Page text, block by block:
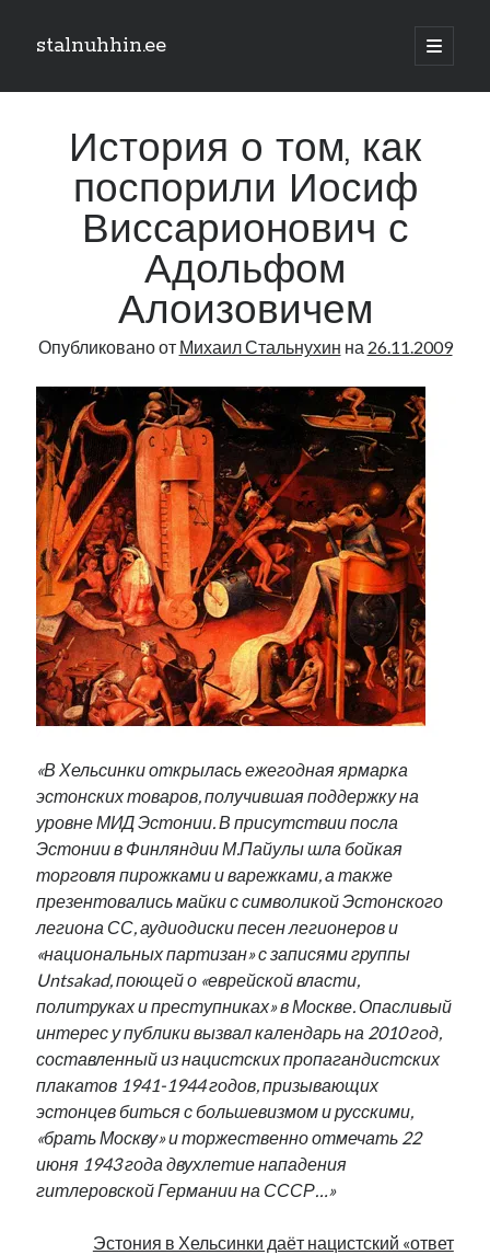
stalnuhhin.ee
отрыть
Боковая
панель
Рубрики
Книга
Нарва и северо-восток
Обзор прессы
Образование
Парламент и правительство
Фотографии
Экономика
Эстония и Россия
Юмор
Метки
radio narva takinada
ансиппиада безработица видео война
в поисках здравого смысла выборы
высказывание
евросоюз
интервью история кабинетные истории
катри райк кая каллас книга маська нарва
нацменьшинства образование обучение эстонскому
памятники парад клоунов парламент партия поводырь
подкаст потеряны данные пресса
рийгикогу россия русский роман
русскоязычное образование сми ссср стенограмма
т.х. ильвес танк фотоотчет экономика экономика эстонии
эстонский язык
mstalnuhhin@gmail.com
История о том, как
поспорили Иосиф
Виссарионович с
Адольфом
Алоизовичем
Опубликовано от Михаил Стальнухин на 26.11.2009
«В Хельсинки открылась ежегодная ярмарка
эстонских товаров, получившая поддержку на
уровне МИД Эстонии. В присутствии посла
Эстонии в Финляндии М.Пайулы шла бойкая
торговля пирожками и варежками, а также
презентовались майки с символикой Эстонского
легиона СС, аудиодиски песен легионеров и
«национальных партизан» с записями группы
Untsakad, поющей о «еврейской власти,
политруках и преступниках» в Москве. Опасливый
интерес у публики вызвал календарь на 2010 год,
составленный из нацистских пропагандистских
плакатов 1941-1944 годов, призывающих
эстонцев биться с большевизмом и русскими,
«брать Москву» и торжественно отмечать 22
июня 1943 года двухлетие нападения
гитлеровской Германии на СССР…»
Эстония в Хельсинки даёт нацистский «ответ